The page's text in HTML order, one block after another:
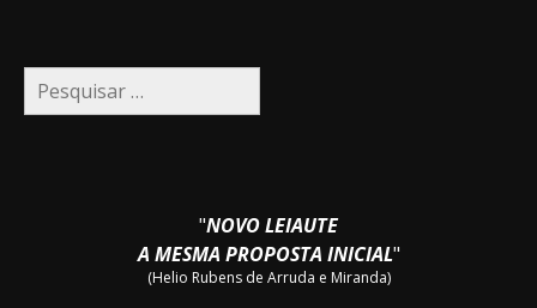
Pesquisar
por:
"NOVO LEIAUTE
A MESMA PROPOSTA INICIAL"
(Helio Rubens de Arruda e Miranda)